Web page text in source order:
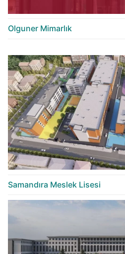
Olguner Mimarlık
Samandıra Meslek Lisesi